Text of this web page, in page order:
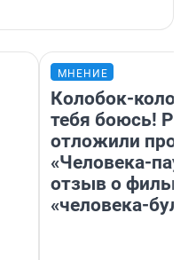
МНЕНИЕ
Колобок-
тебя боюсь!
отложили
«Человека-
отзыв о
«человека-